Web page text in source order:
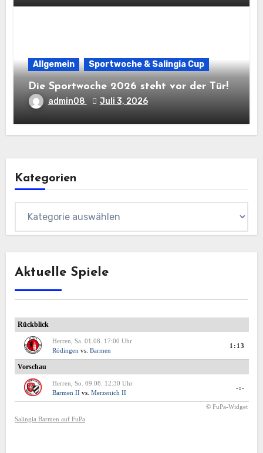
Allgemein Sportwoche & Salingia Cup
Die Sportwoche 2026 steht vor der Tür!
admin08 Juli 3, 2026
Kategorien
Aktuelle Spiele